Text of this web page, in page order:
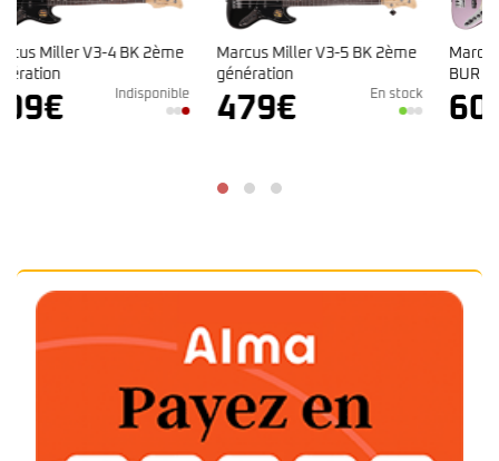
Marcus Miller V3-5 BK 2ème
génération
479 € En stock
Marcus Miller V7 Alder-4
BUR 2ème génération
609 Indisponible